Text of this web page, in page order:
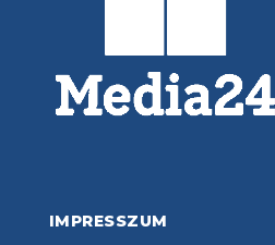
IMPRESSZUM